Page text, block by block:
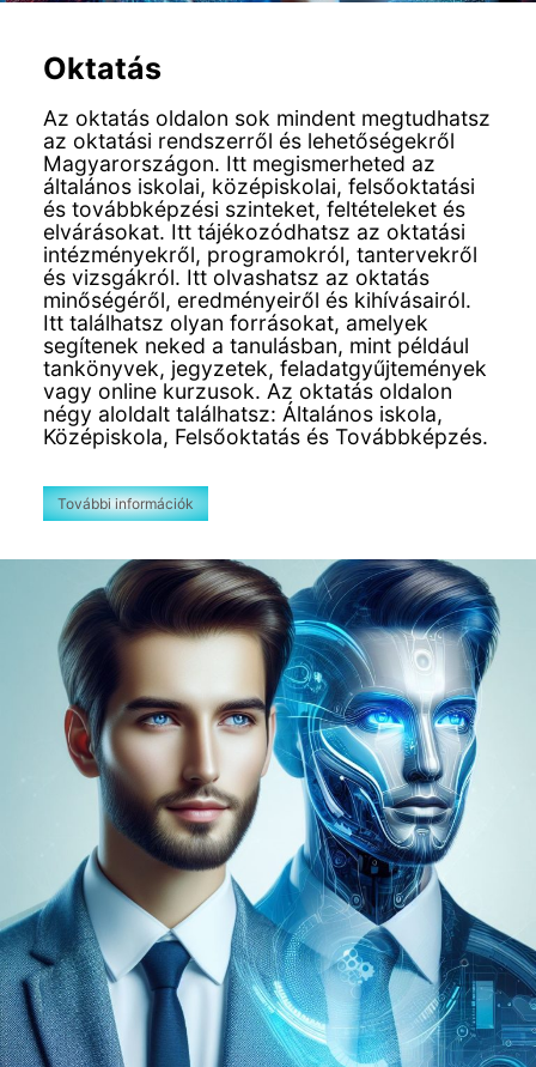
Oktatás
Az oktatás oldalon sok mindent megtudhatsz
az oktatási rendszerről és lehetőségekről
Magyarországon. Itt megismerheted az
általános iskolai, középiskolai, felsőoktatási
és továbbképzési szinteket, feltételeket és
elvárásokat. Itt tájékozódhatsz az oktatási
intézményekről, programokról, tantervekről
és vizsgákról. Itt olvashatsz az oktatás
minőségéről, eredményeiről és kihívásairól.
Itt találhatsz olyan forrásokat, amelyek
segítenek neked a tanulásban, mint például
tankönyvek, jegyzetek, feladatgyűjtemények
vagy online kurzusok. Az oktatás oldalon
négy aloldalt találhatsz: Általános iskola,
Középiskola, Felsőoktatás és Továbbképzés.
További információk